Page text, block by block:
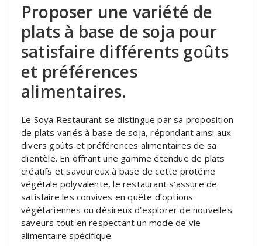
Proposer une variété de
plats à base de soja pour
satisfaire différents goûts
et préférences
alimentaires.
Le Soya Restaurant se distingue par sa proposition
de plats variés à base de soja, répondant ainsi aux
divers goûts et préférences alimentaires de sa
clientèle. En offrant une gamme étendue de plats
créatifs et savoureux à base de cette protéine
végétale polyvalente, le restaurant s’assure de
satisfaire les convives en quête d’options
végétariennes ou désireux d’explorer de nouvelles
saveurs tout en respectant un mode de vie
alimentaire spécifique.